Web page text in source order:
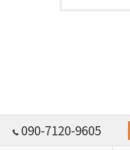
090-7120-9605